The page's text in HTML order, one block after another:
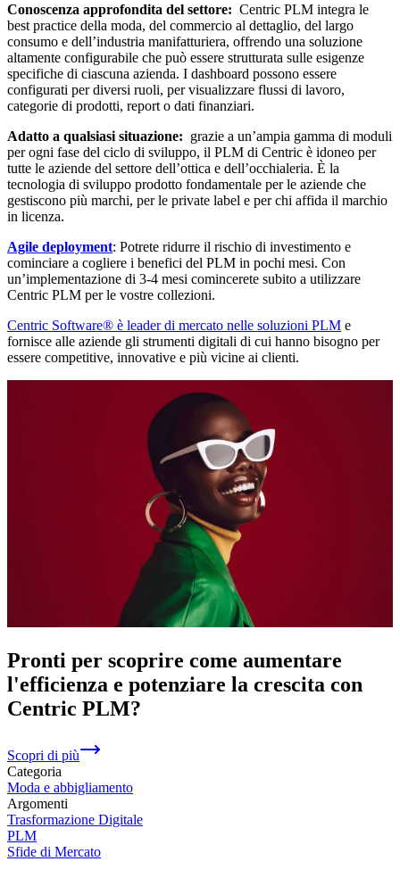
Conoscenza approfondita del settore: Centric PLM integra le
best practice della moda, del commercio al dettaglio, del largo
consumo e dell’industria manifatturiera, offrendo una soluzione
altamente configurabile che può essere strutturata sulle esigenze
specifiche di ciascuna azienda. I dashboard possono essere
configurati per diversi ruoli, per visualizzare flussi di lavoro,
categorie di prodotti, report o dati finanziari.
Adatto a qualsiasi situazione: grazie a un’ampia gamma di moduli
per ogni fase del ciclo di sviluppo, il PLM di Centric è idoneo per
tutte le aziende del settore dell’ottica e dell’occhialeria. È la
tecnologia di sviluppo prodotto fondamentale per le aziende che
gestiscono più marchi, per le private label e per chi affida il marchio
in licenza.
Agile deployment: Potrete ridurre il rischio di investimento e
cominciare a cogliere i benefici del PLM in pochi mesi. Con
un’implementazione di 3-4 mesi comincerete subito a utilizzare
Centric PLM per le vostre collezioni.
Centric Software® è leader di mercato nelle soluzioni PLM e
fornisce alle aziende gli strumenti digitali di cui hanno bisogno per
essere competitive, innovative e più vicine ai clienti.
Pronti per scoprire come aumentare
l'efficienza e potenziare la crescita con
Centric PLM?
Scopri di più
Categoria
Moda e abbigliamento
Argomenti
Trasformazione Digitale
PLM
Sfide di Mercato